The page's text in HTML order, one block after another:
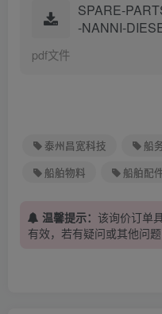
SPARE-
-NANNI-
pdf文件
泰州昌宽科技 船
船舶物料
船舶配
温馨提示： 该询价订单
有效，若有疑问或其他问